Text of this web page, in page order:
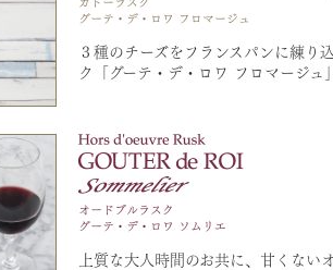
上質な大人時間のお共に、甘くない
３種のチーズをフランスパンに練り
ク「グーテ・デ・ロワ フロマージュ」